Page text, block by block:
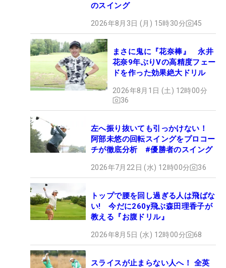
のスイング
2026年8月3日 (月) 15時30分 45
まさに鬼に『花奈棒』 永井
花奈9年ぶりVの高精度フェー
ドを作った効果絶大ドリル
2026年8月1日 (土) 12時00分
36
左へ振り抜いても引っかけない！
阿部未悠の回転スイングをプロコー
チが徹底分析 #優勝者のスイング
2026年7月22日 (水) 12時00分 36
トップで腰を回し過ぎる人は飛ばな
い! 今だに260y飛ぶ森田理香子が
教える『お腹ドリル』
2026年8月5日 (水) 12時00分 68
スライスが止まらない人へ！ 全英